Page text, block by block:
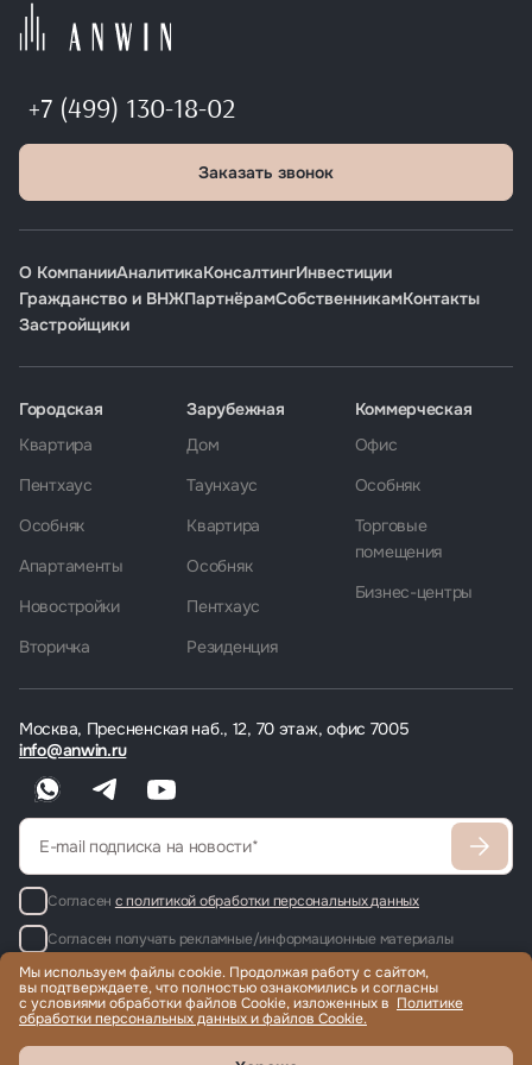
+7 (499) 130-18-02
Заказать звонок
О КомпанииАналитикаКонсалтингИнвестиции
Гражданство и ВНЖПартнёрамСобственникамКонтакты
Застройщики
Москва, Пресненская наб., 12, 70 этаж, офис 7005
info@anwin.ru
Согласен с политикой обработки персональных данных
Согласен получать рекламные/информационные материалы
Городская
Квартира
Пентхаус
Особняк
Апартаменты
Новостройки
Вторичка
Зарубежная
Дом
Таунхаус
Квартира
Особняк
Пентхаус
Резиденция
Коммерческая
Офис
Особняк
Торговые
помещения
Бизнес-центры
Продажа и аренда элитной недвижимости по всему миру, помощь
© 2022-2026 Международная компания Anwin
Мы используем файлы cookie. Продолжая работу с сайтом,
вы подтверждаете, что полностью ознакомились и согласны
с условиями обработки файлов Cookie, изложенных в Политике
обработки персональных данных и файлов Cookie.